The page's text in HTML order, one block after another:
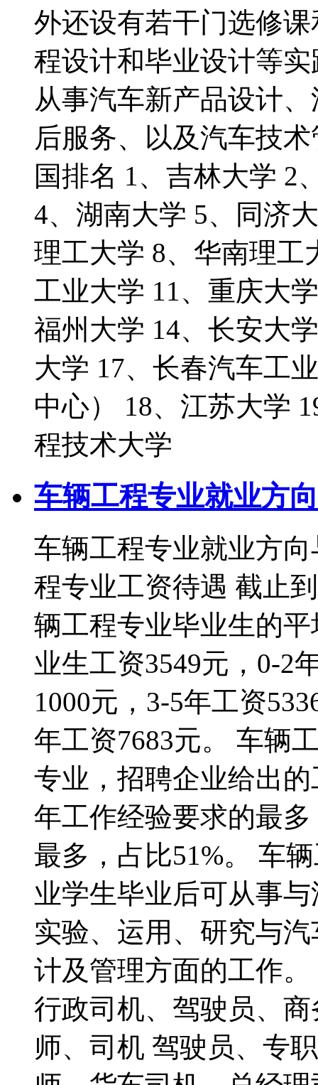
外还设有若干门选修
程设计和毕业设计等
从事汽车新产品设计
后服务、以及汽车技
国排名 1、吉林大学 2
4、湖南大学 5、同济
理工大学 8、华南理工
工业大学 11、重庆大
福州大学 14、长安大
大学 17、长春汽车工
中心） 18、江苏大学
程技术大学
车辆工程专业就业方
车辆工程专业就业方
程专业工资待遇 截止
辆工程专业毕业生的
业生工资3549元，0-2
1000元，3-5年工资
年工资7683元。 车辆
专业，招聘企业给出
年工作经验要求的最
最多，占比51%。 车
业学生毕业后可从事
实验、运用、研究与
计及管理方面的工作
行政司机、驾驶员、
师、司机 驾驶员、专